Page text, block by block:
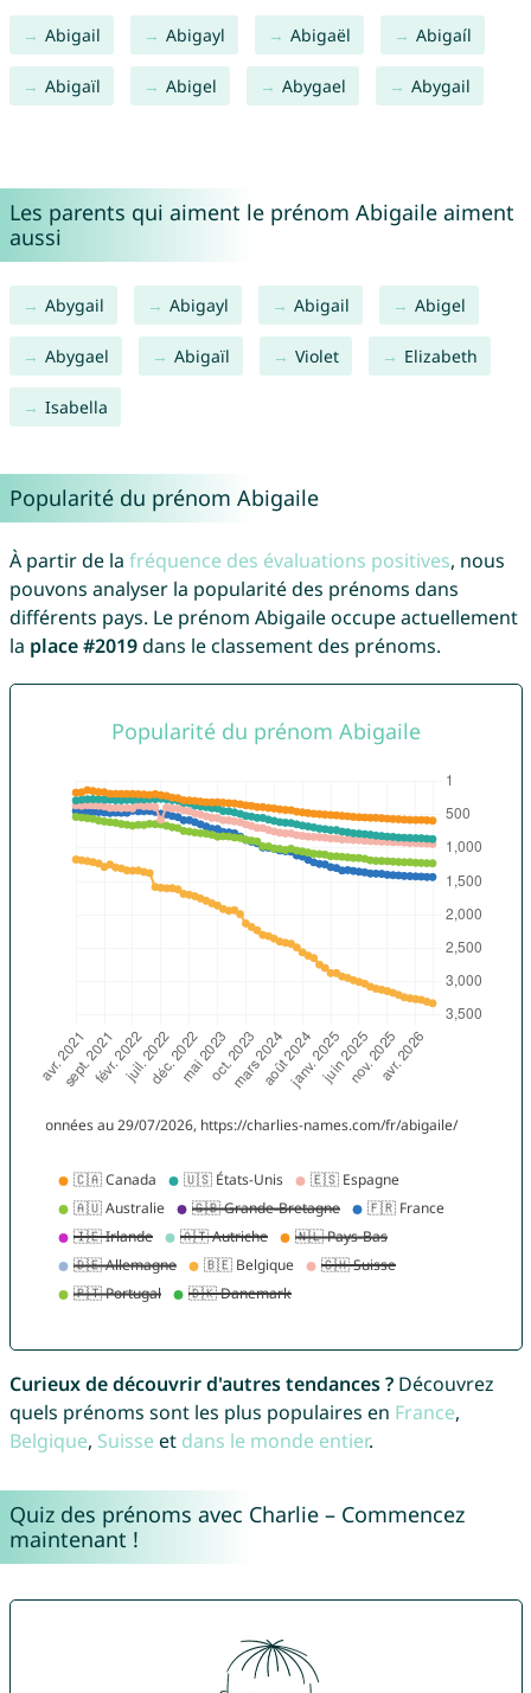
Abigail Abigayl Abigaël Abigaíl
Abigaïl Abigel Abygael Abygail
Les parents qui aiment le prénom Abigaile aiment
aussi
Abygail Abigayl Abigail Abigel
Abygael Abigaïl Violet Elizabeth
Isabella
Popularité du prénom Abigaile
À partir de la fréquence des évaluations positives, nous
pouvons analyser la popularité des prénoms dans
différents pays. Le prénom Abigaile occupe actuellement
la place #2019dans le classement des prénoms.
Curieux de découvrir d'autres tendances ?Découvrez
quels prénoms sont les plus populaires en France,
Belgique, Suisse et dans le monde entier.
Quiz des prénoms avec Charlie – Commencez
maintenant !